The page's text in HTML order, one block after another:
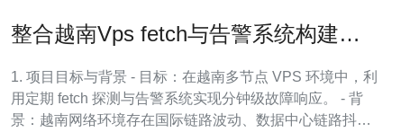
整合越南Vps fetch与告警系统构建实
1. 项目目标与背景 - 目标：在越南多节点 VPS 环境中，利
用定期 fetch 探测与告警系统实现分钟级故障响应。 - 背
景：越南网络环境存在国际链路波动、数据中心链路抖动